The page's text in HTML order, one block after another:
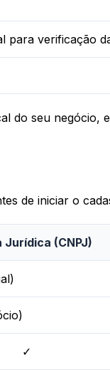
para verificação
do seu negócio,
de iniciar o
Jurídica (CNPJ)
✓